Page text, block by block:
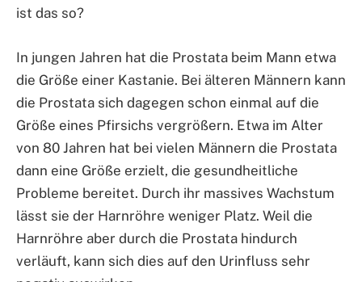
ist das so?
In jungen Jahren hat die Prostata beim Mann etwa
die Größe einer Kastanie. Bei älteren Männern kann
die Prostata sich dagegen schon einmal auf die
Größe eines Pfirsichs vergrößern. Etwa im Alter
von 80 Jahren hat bei vielen Männern die Prostata
dann eine Größe erzielt, die gesundheitliche
Probleme bereitet. Durch ihr massives Wachstum
lässt sie der Harnröhre weniger Platz. Weil die
Harnröhre aber durch die Prostata hindurch
verläuft, kann sich dies auf den Urinfluss sehr